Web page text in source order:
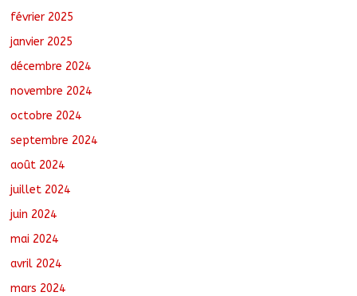
février 2025
janvier 2025
décembre 2024
novembre 2024
octobre 2024
septembre 2024
août 2024
juillet 2024
juin 2024
mai 2024
avril 2024
mars 2024